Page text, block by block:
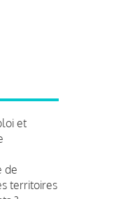
et
de
territoires